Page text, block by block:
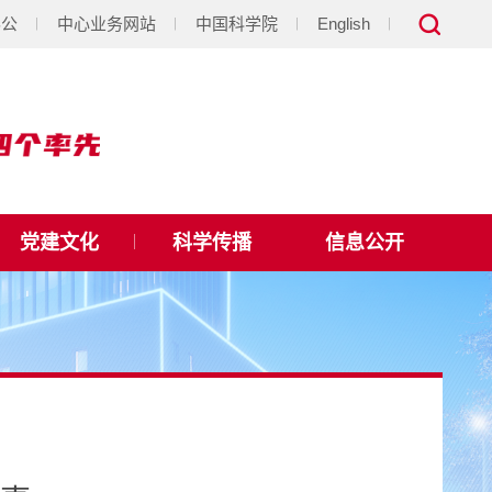
中心业务网站 中国科学院 English
党建文化 科学传播 信息公开